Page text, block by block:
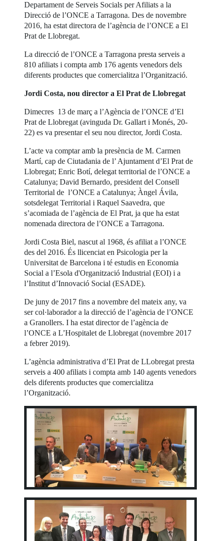
Departament de Serveis Socials per Afiliats a la
Direcció de l’ONCE a Tarragona. Des de novembre
2016, ha estat directora de l’agència de l’ONCE a El
Prat de Llobregat.
La direcció de l’ONCE a Tarragona presta serveis a
810 afiliats i compta amb 176 agents venedors dels
diferents productes que comercialitza l’Organització.
Jordi Costa, nou director a El Prat de Llobregat
Dimecres 13 de març a l’Agència de l’ONCE d’El
Prat de Llobregat (avinguda Dr. Gallart i Monés, 20-
22) es va presentar el seu nou director, Jordi Costa.
L’acte va comptar amb la presència de M. Carmen
Martí, cap de Ciutadania de l’ Ajuntament d’El Prat de
Llobregat; Enric Botí, delegat territorial de l’ONCE a
Catalunya; David Bernardo, president del Consell
Territorial de l’ONCE a Catalunya; Àngel Ávila,
sotsdelegat Territorial i Raquel Saavedra, que
s’acomiada de l’agència de El Prat, ja que ha estat
nomenada directora de l’ONCE a Tarragona.
Jordi Costa Biel, nascut al 1968, és afiliat a l’ONCE
des del 2016. És llicenciat en Psicologia per la
Universitat de Barcelona i té estudis en Economia
Social a l’Esola d'Organització Industrial (EOI) i a
l’Institut d’Innovació Social (ESADE).
De juny de 2017 fins a novembre del mateix any, va
ser col·laborador a la direcció de l’agència de l’ONCE
a Granollers. I ha estat director de l’agència de
l’ONCE a L’Hospitalet de Llobregat (novembre 2017
a febrer 2019).
L’agència administrativa d’El Prat de LLobregat presta
serveis a 400 afiliats i compta amb 140 agents venedors
dels diferents productes que comercialitza
l’Organització.